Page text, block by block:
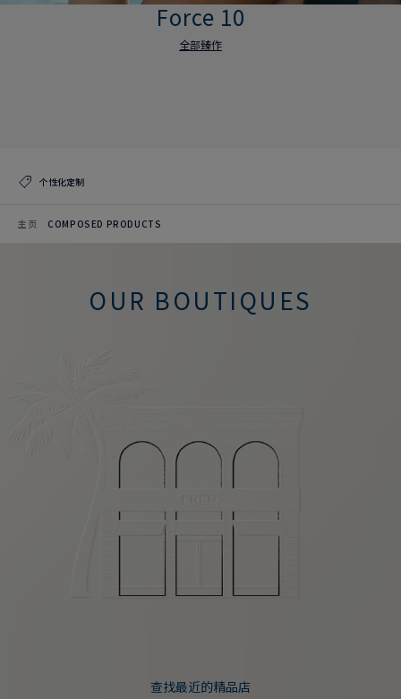
Force 10
全部臻作
个性化定制
主页 COMPOSED PRODUCTS
OUR BOUTIQUES
查找最近的精品店